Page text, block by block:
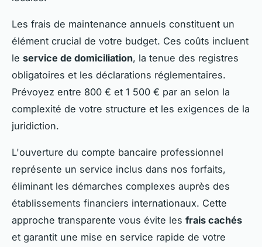
Les frais de maintenance annuels constituent un
élément crucial de votre budget. Ces coûts incluent
le service de domiciliation, la tenue des registres
obligatoires et les déclarations réglementaires.
Prévoyez entre 800 € et 1 500 € par an selon la
complexité de votre structure et les exigences de la
juridiction.
L'ouverture du compte bancaire professionnel
représente un service inclus dans nos forfaits,
éliminant les démarches complexes auprès des
établissements financiers internationaux. Cette
approche transparente vous évite les frais cachés
et garantit une mise en service rapide de votre